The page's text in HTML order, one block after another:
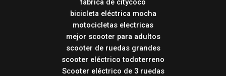
fábrica de citycoco
bicicleta eléctrica mocha
motocicletas electricas
mejor scooter para adultos
scooter de ruedas grandes
scooter eléctrico todoterreno
Scooter eléctrico de 3 ruedas